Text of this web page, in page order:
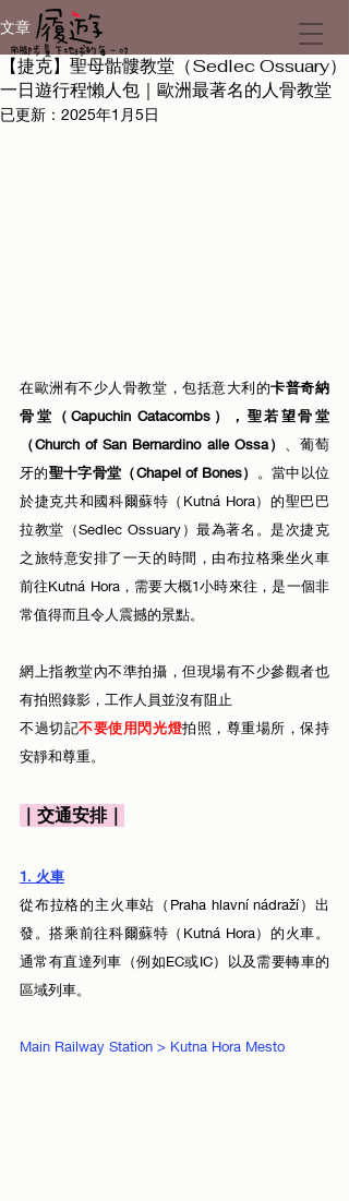
文章
【捷克】聖母骷髏教堂（Sedlec Ossuary）
一日遊行程懶人包｜歐洲最著名的人骨教堂
已更新： 2025年1月5日
在歐洲有不少人骨教堂，包括意大利的卡普奇納
骨堂（Capuchin Catacombs），聖若望骨堂
（Church of San Bernardino alle Ossa）
、葡萄
牙的聖十字骨堂（Chapel of Bones）
。當中以位
於捷克共和國科爾蘇特（Kutná Hora）的聖巴巴
拉教堂（Sedlec Ossuary）最為著名。是次捷克
之旅特意安排了一天的時間，由布拉格乘坐火車
前往Kutná Hora，需要大概1小時來往，是一個非
常值得而且令人震撼的景點。
網上指教堂內不準拍攝，但現場有不少參觀者也
有拍照錄影，工作人員並沒有阻止
不過切記不要使用閃光燈拍照，尊重場所，保持
安靜和尊重。
｜交通安排｜
1. 火車
從布拉格的主火車站（Praha hlavní nádraží）出
發。搭乘前往科爾蘇特（Kutná Hora）的火車。
通常有直達列車（例如EC或IC）以及需要轉車的
區域列車。
Main Railway Station > Kutna Hora Mesto